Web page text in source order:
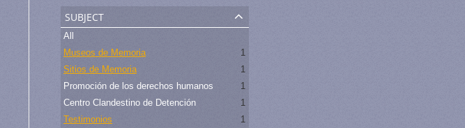
subject
All
Museos de Memoria
1
Sitios de Memoria
1
Promoción de los derechos humanos
1
Centro Clandestino de Detención
1
Testimonios
1